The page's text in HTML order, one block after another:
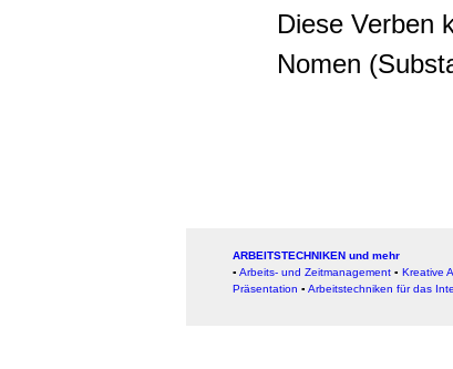
Diese Verben
Nomen
ARBEITSTECHNIKEN und mehr
▪ Arbeits- und Zeitmanagement ▪ Kreative
Präsentation ▪ Arbeitstechniken für das